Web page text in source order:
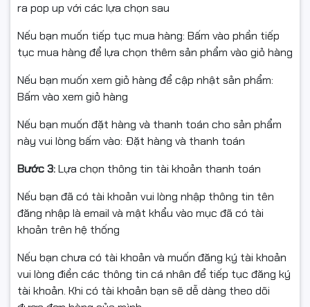
Số lượng phím: 104 phím
Chất liệu keycap: Nhựa ABS
Trọng lượng: ~562 g
Kích thước: 457,82 x 160,17 x 28,82 mm
Phím PN: Phím đa chức năng (FN/PN) hỗ trợ tổ hợp
nhanh
Hệ điều hành tương thích: Windows XP / 7 / 8 / 10
Phụ kiện: Sách hướng dẫn sử dụng
🖱 Chuột
Màu sắc: Đen
DPI: 800 / 1200 / 1600 / 2400 DPI
ra pop up với các lựa chọn sau
Nếu bạn muốn tiếp tục mua hàng: Bấm vào phần tiếp
tục mua hàng để lựa chọn thêm sản phẩm vào giỏ hàng
Nếu bạn muốn xem giỏ hàng để cập nhật sản phẩm:
Bấm vào xem giỏ hàng
Nếu bạn muốn đặt hàng và thanh toán cho sản phẩm
này vui lòng bấm vào: Đặt hàng và thanh toán
Bước 3:Lựa chọn thông tin tài khoản thanh toán
Nếu bạn đã có tài khoản vui lòng nhập thông tin tên
đăng nhập là email và mật khẩu vào mục đã có tài
khoản trên hệ thống
Nếu bạn chưa có tài khoản và muốn đăng ký tài khoản
vui lòng điền các thông tin cá nhân để tiếp tục đăng ký
tài khoản. Khi có tài khoản bạn sẽ dễ dàng theo dõi